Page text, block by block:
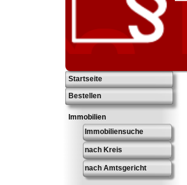
Startseite
Bestellen
Immobilien
Immobiliensuche
nach Kreis
nach Amtsgericht